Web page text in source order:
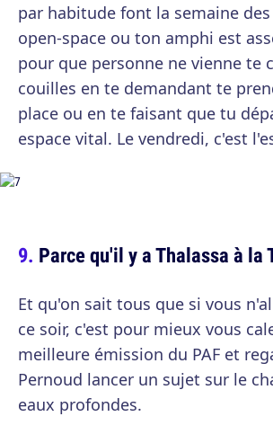
par habitude font la semaine
open-space ou ton amphi est
pour que personne ne vienne te
couilles en te demandant te
place ou en te faisant que tu
espace vital. Le vendredi, c'est
Parce qu'il y a Thalassa à la
Et qu'on sait tous que si vous
ce soir, c'est pour mieux vous
meilleure émission du PAF et
Pernoud lancer un sujet sur le
eaux profondes.